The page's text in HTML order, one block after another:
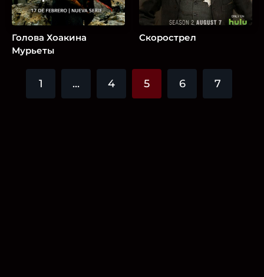
Голова Хоакина
Мурьеты
Скорострел
1 ... 4 5 6 7